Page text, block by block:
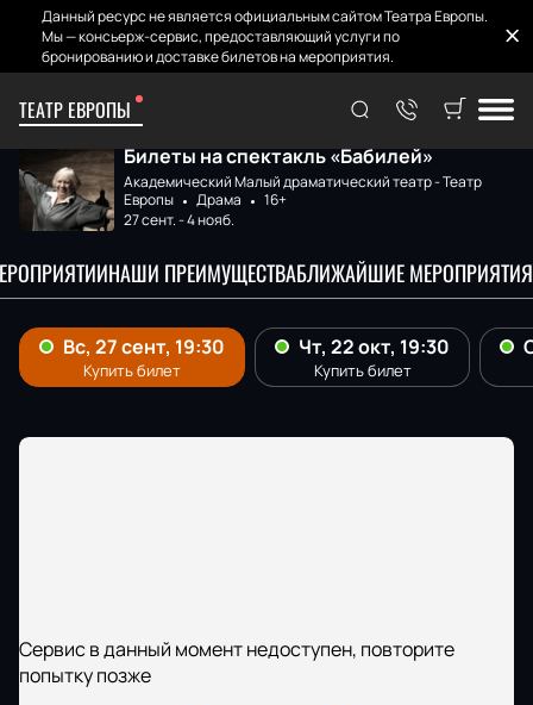
Данный ресурс не является официальным сайтом Театра Европы.
Мы — консьерж-сервис, предоставляющий услуги по
бронированию и доставке билетов на мероприятия.
ТЕАТР ЕВРОПЫ
Главная Афиша и билеты
Билеты на спектакль «Бабилей»
Академический Малый драматический театр - Театр
Европы
Драма
16+
27 сент.-4 нояб.
НАШИ ПРЕИМУЩЕСТВАБЛИЖАЙШИЕ МЕРОПРИЯТИЯ
Сервис в данный момент недоступен, повторите
попытку позже